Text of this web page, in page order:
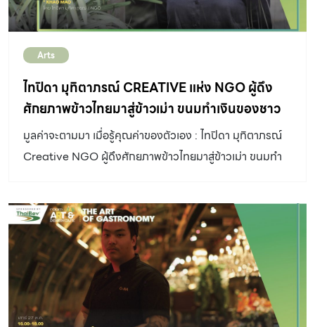
Arts
ไทปิดา มุทิตาภรณ์ CREATIVE แห่ง NGO ผู้ดึง
ศักยภาพข้าวไทยมาสู่ข้าวเม่า ขนมทำเงินของชาว
นางรอง
มูลค่าจะตามมา เมื่อรู้คุณค่าของตัวเอง : ไทปิดา มุทิตาภรณ์
Creative NGO ผู้ดึงศักยภาพข้าวไทยมาสู่ข้าวเม่า ขนมทำ